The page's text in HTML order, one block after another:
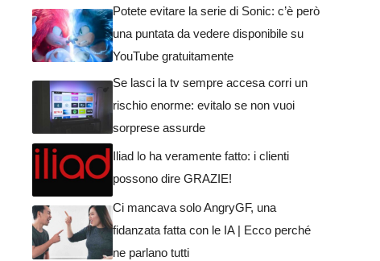
Potete evitare la serie di Sonic: c’è però
una puntata da vedere disponibile su
YouTube gratuitamente
Se lasci la tv sempre accesa corri un
rischio enorme: evitalo se non vuoi
sorprese assurde
Iliad lo ha veramente fatto: i clienti
possono dire GRAZIE!
Ci mancava solo AngryGF, una
fidanzata fatta con le IA | Ecco perché
ne parlano tutti